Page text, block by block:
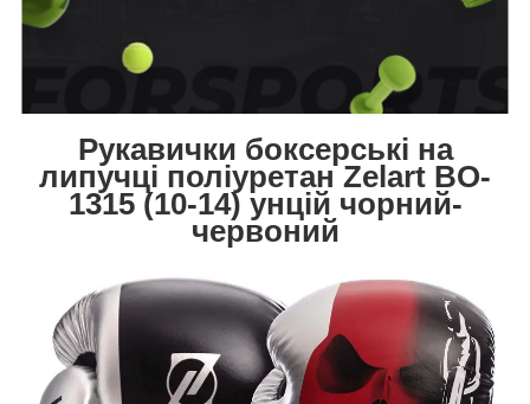
Рукавички боксерські на
липучці поліуретан Zelart BO-
1315 (10-14) унцій чорний-
червоний